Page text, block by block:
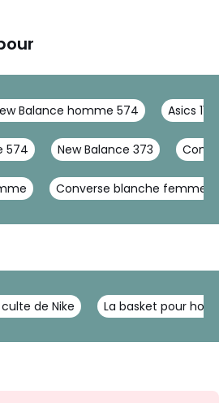
Balance homme 574 Asics
574 New Balance 373
Converse blanche femme
de Nike La basket pour